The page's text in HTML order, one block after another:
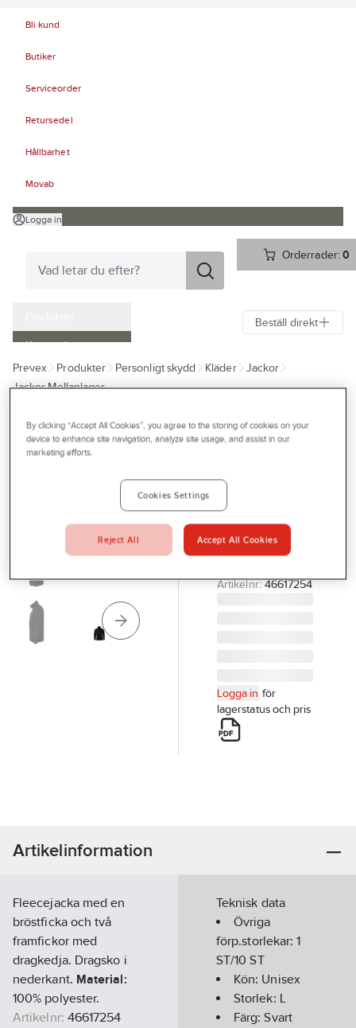
Bli kund
Butiker
Serviceorder
Retursedel
Hållbarhet
Movab
Logga in
Orderrader:0
Kampanjer
Outlet
Bli kund
Aktuellt
Serviceverkstad
Movab
Beställ direkt
Prevex Produkter Personligt skydd Kläder
Jackor
Jackor Mellanlager
TOP SWEDE
Fleecejacka
4642
FLEECEJACKA
4642 SVART L
TOP SWEDE
Artikelnr: 46617254
Logga in för
lagerstatus och pris
Artikelinformation
Fleecejacka med en
bröstficka och två
framfickor med
dragkedja. Dragsko i
nederkant. Material:
100% polyester.
Artikelnr: 46617254
Teknisk data
Övriga
förp.storlekar:1
ST/10 ST
Kön: Unisex
Storlek: L
Färg:Svart
By clicking “Accept All Cookies”, you agree to the storing of cookies on your
device to enhance site navigation, analyze site usage, and assist in our
marketing efforts.
Cookies Settings
Reject All Accept All Cookies